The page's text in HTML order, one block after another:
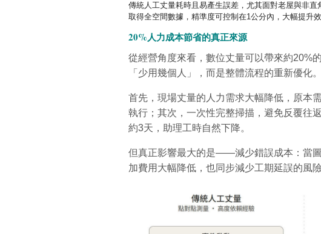
傳統人工丈量耗時且易產生誤差，尤其面對老屋與非
取得全空間數據，精準度可控制在1公分內，大幅提升效
20%人力成本節省的真正來源
從經營角度來看，數位丈量可以帶來約20%
「少用幾個人」，而是整體流程的重新優化。
首先，現場丈量的人力需求大幅降低，原本
執行；其次，一次性完整掃描，避免反覆往
約3天，助理工時自然下降。
但真正影響最大的是——減少錯誤成本：當
加費用大幅降低，也同步減少工期延誤的風